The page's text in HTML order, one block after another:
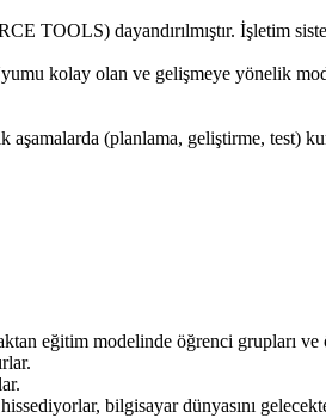
TOOLS) dayandırılmıştır. İşletim
kolay olan ve gelişmeye yönelik
(planlama, geliştirme, test)
eğitim modelinde öğrenci grupları ve
bilgisayar dünyasını